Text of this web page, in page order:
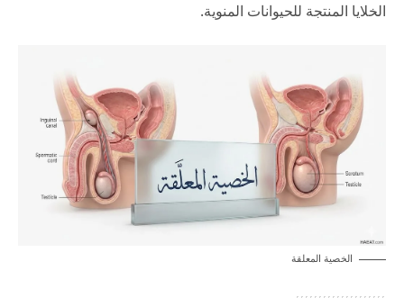
الخلايا المنتجة للحيوانات المنوية.
الخصية المعلقة